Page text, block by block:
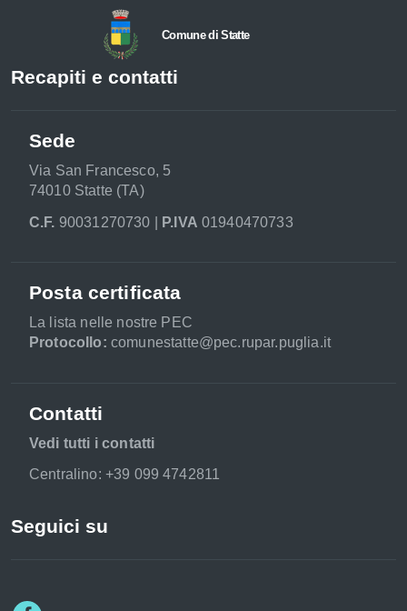
Comune di Statte
Recapiti e contatti
Sede
Via San Francesco, 5
74010 Statte (TA)
C.F. 90031270730 | P.IVA 01940470733
Posta certificata
La lista nelle nostre PEC
Protocollo: comunestatte@pec.rupar.puglia.it
Contatti
Vedi tutti i contatti
Centralino: +39 099 4742811
Seguici su